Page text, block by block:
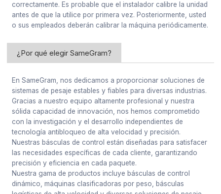
correctamente. Es probable que el instalador calibre la unidad
antes de que la utilice por primera vez. Posteriormente, usted
o sus empleados deberán calibrar la máquina periódicamente.
¿Por qué elegir SameGram?
En SameGram, nos dedicamos a proporcionar soluciones de
sistemas de pesaje estables y fiables para diversas industrias.
Gracias a nuestro equipo altamente profesional y nuestra
sólida capacidad de innovación, nos hemos comprometido
con la investigación y el desarrollo independientes de
tecnología antibloqueo de alta velocidad y precisión.
Nuestras básculas de control están diseñadas para satisfacer
las necesidades específicas de cada cliente, garantizando
precisión y eficiencia en cada paquete.
Nuestra gama de productos incluye básculas de control
dinámico, máquinas clasificadoras por peso, básculas